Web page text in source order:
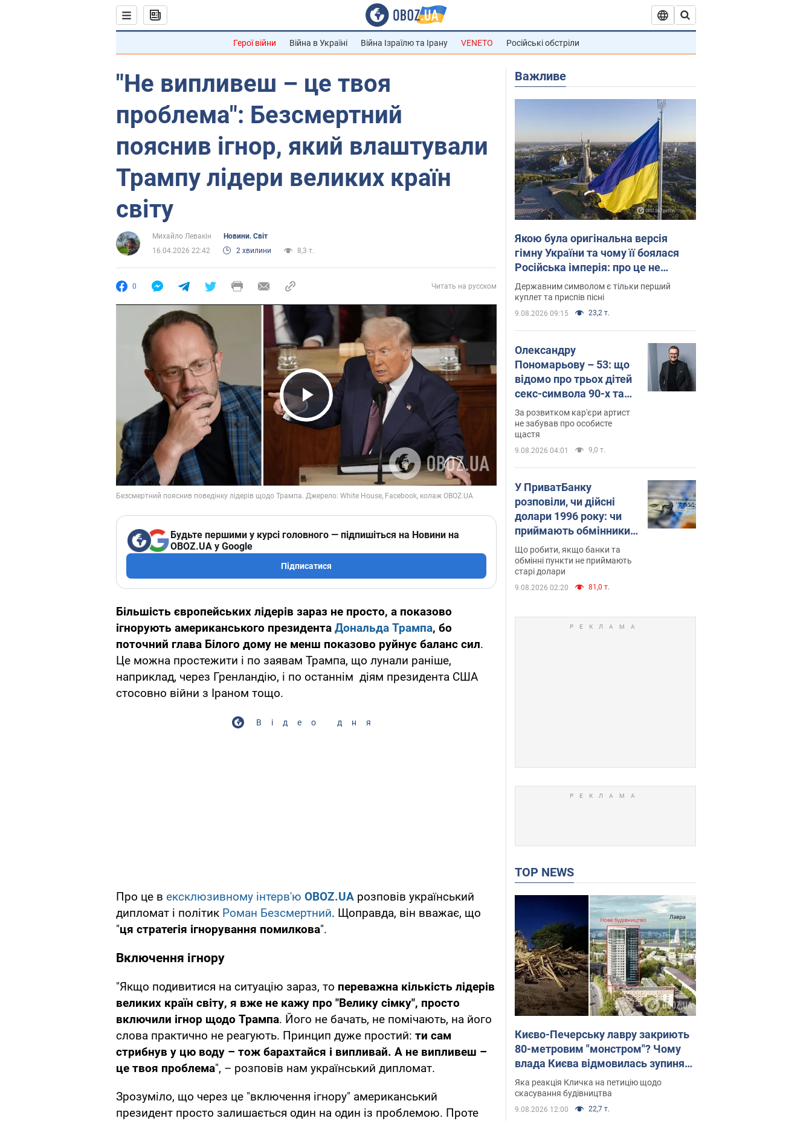
Герої війни Війна в Україні Війна Ізраїлю та Ірану VENETO Російські обстріли
"Не випливеш – це твоя
проблема": Безсмертний
пояснив ігнор, який влаштували
Трампу лідери великих країн
світу
Михайло Левакін
Новини. Світ
16.04.2026 22:42
2 хвилини 8,3 т.
0 Читать на русском
Play Video
Будьте першими у курсі головного — підпишіться на Новини на
OBOZ.UA у Google
Підписатися
Більшість європейських лідерів зараз не просто, а показово
ігнорують американського президента Дональда Трампа, бо
поточний глава Білого дому не менш показово руйнує баланс сил.
Це можна простежити і по заявам Трампа, що лунали раніше,
наприклад, через Гренландію, і по останнім діям президента США
стосовно війни з Іраном тощо.
Відео дня
Про це в ексклюзивному інтерв'ю OBOZ.UA розповів український
дипломат і політик Роман Безсмертний. Щоправда, він вважає, що
"ця стратегія ігнорування помилкова".
Включення ігнору
"Якщо подивитися на ситуацію зараз, то переважна кількість лідерів
великих країн світу, я вже не кажу про "Велику сімку", просто
включили ігнор щодо Трампа. Його не бачать, не помічають, на його
слова практично не реагують. Принцип дуже простий: ти сам
стрибнув у цю воду – тож барахтайся і випливай. А не випливеш –
це твоя проблема", – розповів нам український дипломат.
Зрозуміло, що через це "включення ігнору" американський
президент просто залишається один на один із проблемою. Проте
Важливе
Якою була оригінальна версія
гімну України та чому її боялася
Російська імперія: про це не
розповідають у школі
Державним символом є тільки перший
куплет та приспів пісні
9.08.2026 09:15 23,2 т.
Олександру
Пономарьову – 53: що
відомо про трьох дітей
секс-символа 90-х та
який вигляд вони
мають
За розвитком кар'єри артист
не забував про особисте
щастя
9.08.2026 04:01 9,0 т.
У ПриватБанку
розповіли, чи дійсні
долари 1996 року: чи
приймають обмінники
та банки такі купюри
Що робити, якщо банки та
обмінні пункти не приймають
старі долари
9.08.2026 02:20 81,0 т.
TOP NEWS
Києво-Печерську лавру закриють
80-метровим "монстром"? Чому
влада Києва відмовилась зупиняти
будівництво хмарочоса
"московського вірянина"
Яка реакція Кличка на петицію щодо
скасування будівництва
9.08.2026 12:00 22,7 т.